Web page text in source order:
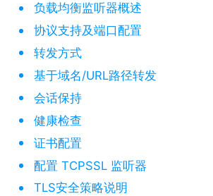
负载均衡监听器概述
协议支持及端口配置
转发方式
基于域名/URL路径转发
会话保持
健康检查
证书配置
配置 TCPSSL 监听器
TLS安全策略说明